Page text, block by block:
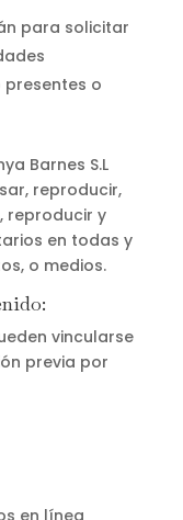
para solicitar
o
Barnes S.L
reproducir,
reproducir y
en todas y
o medios.
vincularse
previa por
en línea